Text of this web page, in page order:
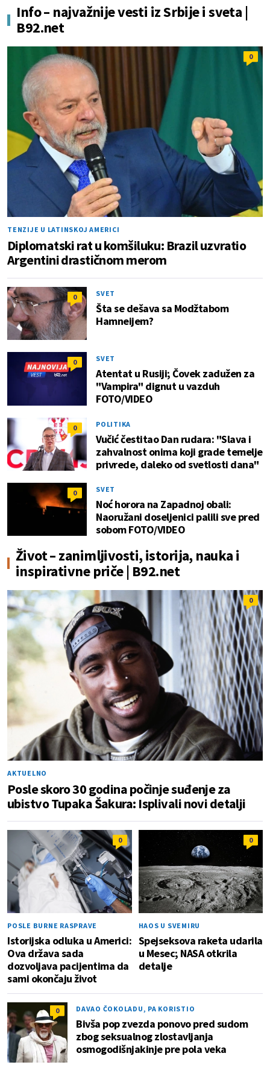
Info – najvažnije vesti iz Srbije i sveta |
B92.net
0
TENZIJE U LATINSKOJ AMERICI
Diplomatski rat u komšiluku: Brazil uzvratio
Argentini drastičnom merom
0 SVET
Šta se dešava sa Modžtabom
Hamneijem?
0 SVET
Atentat u Rusiji; Čovek zadužen za
"Vampira" dignut u vazduh
FOTO/VIDEO
0 POLITIKA
Vučić čestitao Dan rudara: "Slava i
zahvalnost onima koji grade temelje
privrede, daleko od svetlosti dana"
0 SVET
Noć horora na Zapadnoj obali:
Naoružani doseljenici palili sve pred
sobom FOTO/VIDEO
Život – zanimljivosti, istorija, nauka i
inspirativne priče | B92.net
0
AKTUELNO
Posle skoro 30 godina počinje suđenje za
ubistvo Tupaka Šakura: Isplivali novi detalji
0
POSLE BURNE RASPRAVE
Istorijska odluka u Americi:
Ova država sada
dozvoljava pacijentima da
sami okončaju život
0
HAOS U SVEMIRU
Spejseksova raketa udarila
u Mesec; NASA otkrila
detalje
0 DAVAO ČOKOLADU, PA KORISTIO
Bivša pop zvezda ponovo pred sudom
zbog seksualnog zlostavljanja
osmogodišnjakinje pre pola veka